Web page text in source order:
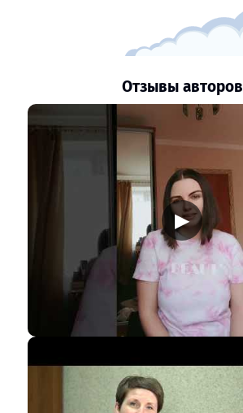
Отзывы авторов
▶